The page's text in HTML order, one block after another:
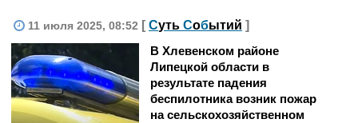
11 июля 2025, 08:52 [ Суть Событий ]
В Хлевенском районе
Липецкой области в
результате падения
беспилотника возник пожар
на сельскохозяйственном